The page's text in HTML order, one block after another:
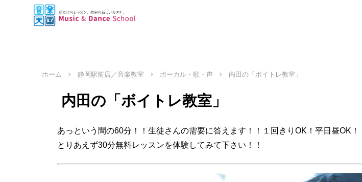
ホーム 静岡駅前店／音楽教室 ボーカル・歌・声 内田の「ボイトレ教室」
内田の「ボイトレ教室」
あっという間の60分！！生徒さんの需要に答えます！！１回きりOK！平日昼OK！
とりあえず30分無料レッスンを体験してみて下さい！！